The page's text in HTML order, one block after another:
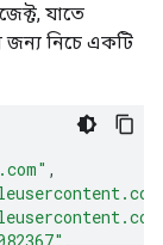
যাতে
নিচে একটি
,